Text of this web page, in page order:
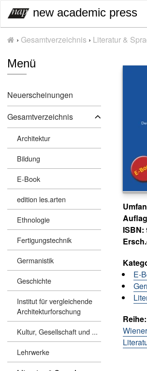
i
new academic press
› Gesamtverzeichnis › Literatur &
Menü
Neuerscheinungen
Gesamtverzeichnis
Architektur
Bildung
E-Book
edition les.arten
Ethnologie
Fertigungstechnik
Germanistik
Geschichte
Institut für vergleichende
Architekturforschung
Kultur, Gesellschaft und ...
Lehrwerke
ISBN:
E-
Reihe: